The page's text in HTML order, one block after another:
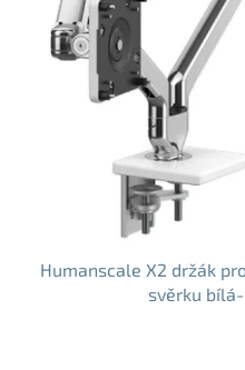
Humanscale X2 držák
svěrku